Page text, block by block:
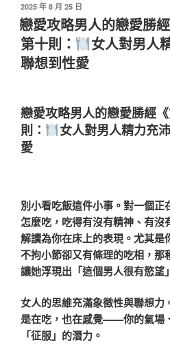
2025 年 8 月 25 日
戀愛攻略男人的戀愛勝
第十則：
女人對男人
聯想到性愛
戀愛攻略男人的戀愛勝經
則：
女人對男人精力充
愛
別小看吃飯這件小事。對一個正
怎麼吃，吃得有沒有精神、有沒
解讀為你在床上的表現。尤其是
不拘小節卻又有條理的吃相，那
讓她浮現出「這個男人很有慾望
女人的思維充滿象徵性與聯想力
是在吃，也在感覺——你的氣場
「征服」的潛力。